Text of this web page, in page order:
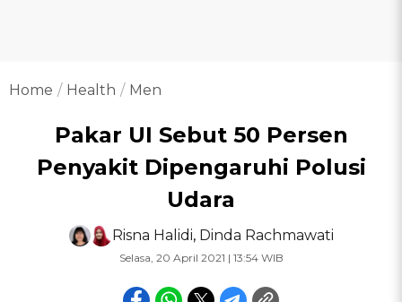
Home Health Men
Pakar UI Sebut 50 Persen
Penyakit Dipengaruhi Polusi
Udara
Risna Halidi, Dinda Rachmawati
Selasa, 20 April 2021 | 13:54 WIB